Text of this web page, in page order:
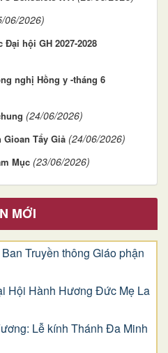
06/2026)
hội GH 2027-2028
nghị Hồng y -tháng 6
(24/06/2026)
Tẩy Giả (24/06/2026)
Mục (23/06/2026)
MỚI
Truyền thông Giáo phận
Hội Hành Hương Đức Mẹ La
Lễ kính Thánh Đa Minh